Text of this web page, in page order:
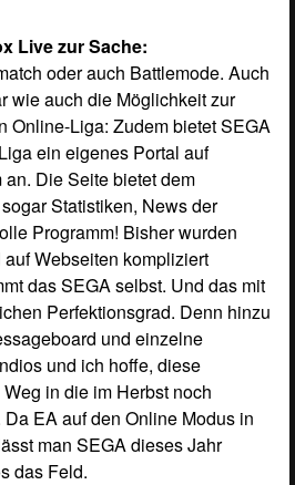
Live zur Sache:
oder auch Battlemode. Auch
wie auch die Möglichkeit zur
Online-Liga: Zudem bietet SEGA
ein eigenes Portal auf
Die Seite bietet dem
Statistiken, News der
Programm! Bisher wurden
Webseiten kompliziert
das SEGA selbst. Und das mit
Perfektionsgrad. Denn hinzu
und einzelne
und ich hoffe, diese
in die im Herbst noch
EA auf den Online Modus in
man SEGA dieses Jahr
das Feld.